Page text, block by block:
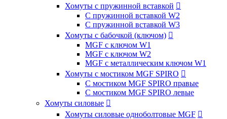
Хомуты с пружинной вставкой 
С пружинной вставкой W2
С пружинной вставкой W3
Хомуты с бабочкой (ключом) 
MGF с ключом W1
MGF с ключом W2
MGF с металлическим ключом W1
Хомуты с мостиком MGF SPIRO 
С мостиком MGF SPIRO правые
С мостиком MGF SPIRO левые
Хомуты силовые 
Хомуты силовые одноболтовые MGF 